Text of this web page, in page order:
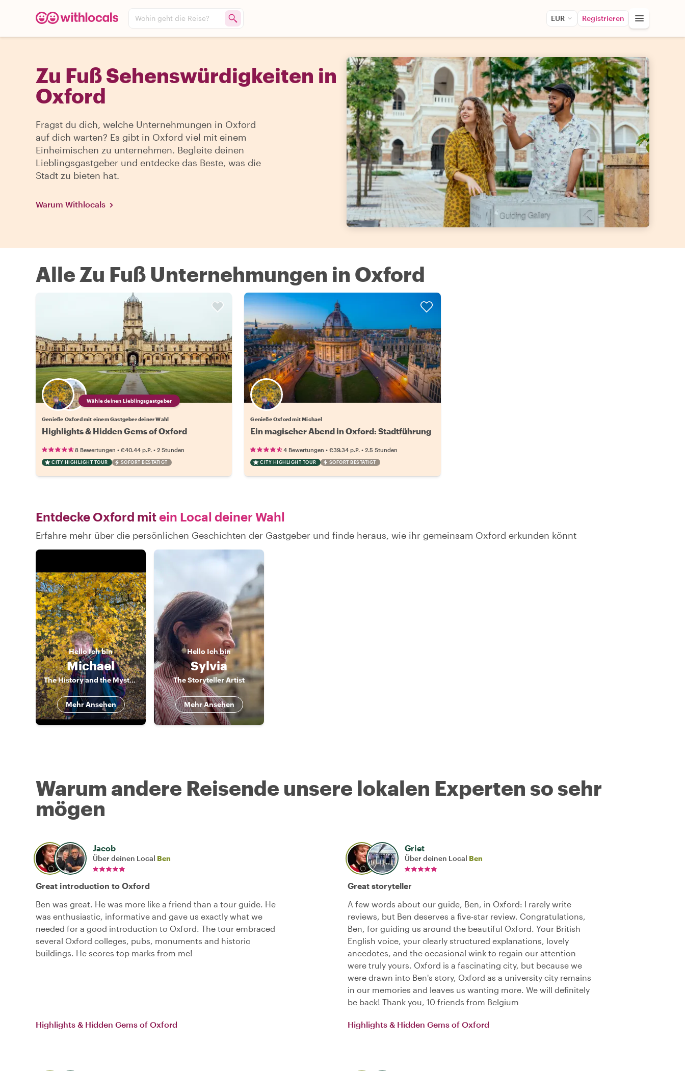
Wohin geht die Reise? EUR Registrieren
Zu Fuß Sehenswürdigkeiten in
Oxford
Fragst du dich, welche Unternehmungen in Oxford
auf dich warten? Es gibt in Oxford viel mit einem
Einheimischen zu unternehmen. Begleite deinen
Lieblingsgastgeber und entdecke das Beste, was die
Stadt zu bieten hat.
Warum Withlocals
Alle Zu Fuß Unternehmungen in Oxford
Wähle deinen Lieblingsgastgeber
Genieße Oxford mit einem Gastgeber deiner Wahl
Highlights & Hidden Gems of Oxford
8 Bewertungen • €40.44 p.P. • 2 Stunden
CITY HIGHLIGHT TOUR SOFORT BESTÄTIGT
Genieße Oxford mit Michael
Ein magischer Abend in Oxford: Stadtführung
4 Bewertungen •€39.34 p.P. •2.5 Stunden
CITY HIGHLIGHT TOUR SOFORT BESTÄTIGT
Entdecke Oxford mitein Local deiner Wahl
Erfahre mehr über die persönlichen Geschichten der Gastgeber und finde heraus, wie ihr gemeinsam Oxford erkunden könnt
HelloIch bin
Michael
The History and the Mystery
Mehr Ansehen
Hello Ich bin
Sylvia
The Storyteller Artist
Mehr Ansehen
Warum andere Reisende unsere lokalen Experten so sehr
mögen
Jacob
Über deinen Local Ben
Great introduction to Oxford
Ben was great. He was more like a friend than a tour guide. He
was enthusiastic, informative and gave us exactly what we
needed for a good introduction to Oxford. The tour embraced
several Oxford colleges, pubs, monuments and historic
buildings. He scores top marks from me!
Highlights & Hidden Gems of Oxford
Griet
Über deinen Local Ben
Great storyteller
A few words about our guide, Ben, in Oxford: I rarely write
reviews, but Ben deserves a five-star review. Congratulations,
Ben, for guiding us around the beautiful Oxford. Your British
English voice, your clearly structured explanations, lovely
anecdotes, and the occasional wink to regain our attention
were truly yours. Oxford is a fascinating city, but because we
were drawn into Ben's story, Oxford as a university city remains
in our memories and leaves us wanting more. We will definitely
be back! Thank you, 10 friends from Belgium
Highlights & Hidden Gems of Oxford